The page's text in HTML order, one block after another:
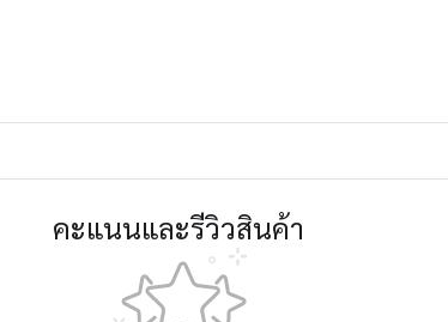
คะแนนและรีวิวสินค้า